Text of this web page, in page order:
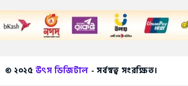
© ২০২৫ উৎস ডিজিটাল - সর্বস্বত্ব সংরক্ষিত।